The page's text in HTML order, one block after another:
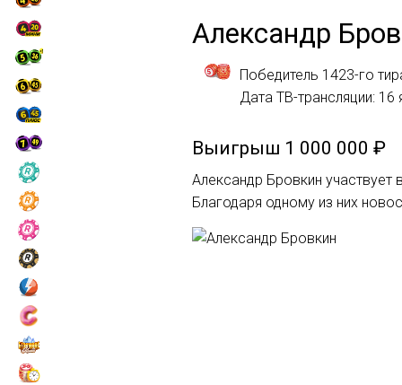
Александр
Победитель 1423-го
Дата ТВ-трансляции: 16
Выигрыш 1 000 000 ₽
Александр Бровкин участвует
Благодаря одному из них